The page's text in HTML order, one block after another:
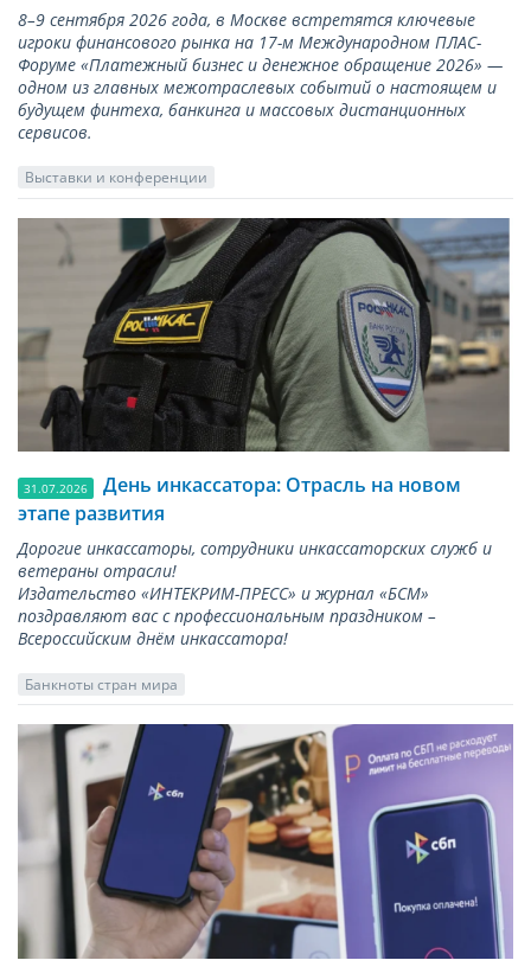
8–9 сентября 2026 года, в Москве встретятся ключевые
игроки финансового рынка на 17-м Международном ПЛАС-
Форуме «Платежный бизнес и денежное обращение 2026» —
одном из главных межотраслевых событий о настоящем и
будущем финтеха, банкинга и массовых дистанционных
сервисов.
Выставки и конференции
31.07.2026
День инкассатора: Отрасль на новом
этапе развития
Дорогие инкассаторы, сотрудники инкассаторских служб и
ветераны отрасли!
Издательство «ИНТЕКРИМ-ПРЕСС» и журнал «БСМ»
поздравляют вас с профессиональным праздником –
Всероссийским днём инкассатора!
Банкноты стран мира